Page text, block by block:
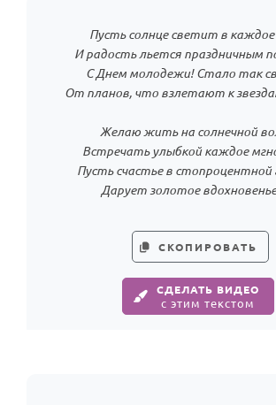
Пусть солнце светит в каждое
И радость льется праздничным
С Днем молодежи! Стало так
От планов, что взлетают к
Желаю жить на солнечной
Встречать улыбкой каждое
Пусть счастье в стопроцентной
Дарует золотое
СКОПИРОВАТЬ
СДЕЛАТЬ ВИДЕО
с этим текстом